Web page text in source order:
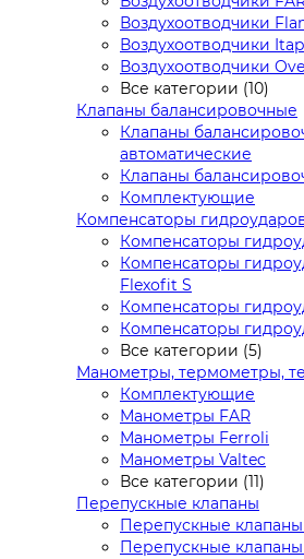
Воздухоотводчики
Воздухоотводчики Itap
Воздухоотводчики
Все категории (10)
Клапаны балансировочные
Клапаны
автоматические
Клапаны
Комплектующие
Компенсаторы
Компенсаторы
Компенсаторы
Flexofit S
Компенсаторы
Компенсаторы
Все категории (5)
Манометры, термометры,
Комплектующие
Манометры FAR
Манометры Ferroli
Манометры Valtec
Все категории (11)
Перепускные клапаны
Перепускные
Перепускные